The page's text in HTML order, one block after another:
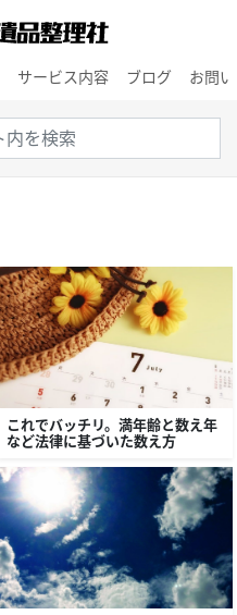
サービス内容 ブログ お問
これでバッチリ。満年齢と数え年
など法律に基づいた数え方